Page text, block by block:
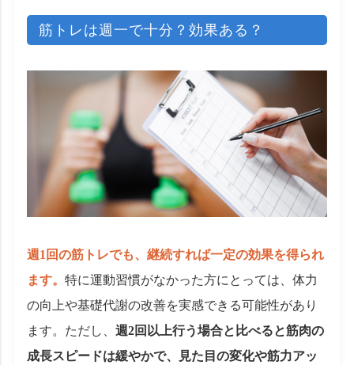
筋トレは週一で十分？効果ある？
週1回の筋トレでも、継続すれば一定の効果を得られ
ます。特に運動習慣がなかった方にとっては、体力
の向上や基礎代謝の改善を実感できる可能性があり
ます。ただし、週2回以上行う場合と比べると筋肉の
成長スピードは緩やかで、見た目の変化や筋力アッ